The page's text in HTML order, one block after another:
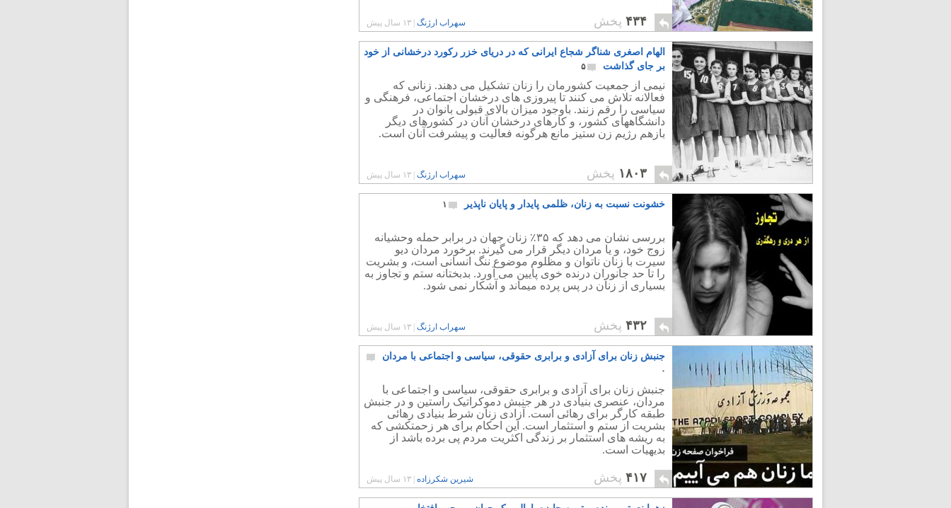
۴۳۴ پخش سهراب ارژنگ ۱۳ سال پیش
الهام اصغری شناگر شجاع ایرانی که در دریای خزر رکورد درخشانی از خود
بر جای گذاشت
۵
نیمی از جمعیت کشورمان را زنان تشکیل می دهند. زنانی که
فعالانه تلاش می کنند تا پیروزی های درخشان اجتماعی، فرهنگی و
سیاسی را رقم زنند. باوجود میزان بالای قبولی بانوان در
دانشگاههای کشور، و کارهای درخشان آنان در کشورهای دیگر
بازهم رژیم زن ستیز مانع هرگونه فعالیت و پیشرفت آنان است.
۱۸۰۳ پخش سهراب ارژنگ ۱۳ سال پیش
خشونت نسبت به زنان، ظلمی پایدار و پایان ناپذیر ۱
بررسی نشان می دهد که ۳۵٪ زنان جهان در برابر حمله وحشیانه
زوج خود، و یا مردان دیگر قرار می گیرند. برخورد مردان دیو
سیرت با زنان ناتوان و مظلوم موضوع ننگ انسانی است، و بشریت
را تا حد جانوران درنده خوی پایین می آورد. بدبختانه ستم و تجاوز به
بسیاری از زنان در پس پرده میماند و آشکار نمی شود.
۴۳۲ پخش سهراب ارژنگ ۱۳ سال پیش
جنبش زنان برای آزادی و برابری حقوقی، سیاسی و اجتماعی با مردان
۰
جنبش زنان برای آزادی و برابری حقوقی، سیاسی و اجتماعی با
مردان، عنصری بنیادی در هر جنبش دموکراتیک راستین و در جنبش
طبقه کارگر برای رهائی است. آزادی زنان شرط بنیادی رهائی
بشریت از ستم و استثمار است. این احکام برای هر زحمتکشی که
به ریشه های استثمار بر زندگی اکثریت مردم پی برده باشد از
بدیهیات است.
۴۱۷ پخش شیرین شکرزاده ۱۳ سال پیش